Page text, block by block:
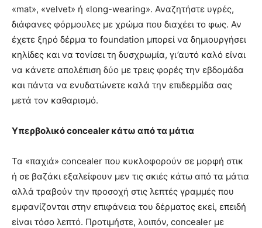
«mat», «velvet» ή «long-wearing». Αναζητήστε υγρές,
διάφανες φόρμουλες με χρώμα που διαχέει το φως. Αν
έχετε ξηρό δέρμα το foundation μπορεί να δημιουργήσει
κηλίδες και να τονίσει τη δυσχρωμία, γι’αυτό καλό είναι
να κάνετε απολέπιση δύο με τρεις φορές την εβδομάδα
και πάντα να ενυδατώνετε καλά την επιδερμίδα σας
μετά τον καθαρισμό.
Υπερβολικό concealer κάτω από τα μάτια
Τα «παχιά» concealer που κυκλοφορούν σε μορφή στικ
ή σε βαζάκι εξαλείφουν μεν τις σκιές κάτω από τα μάτια
αλλά τραβούν την προσοχή στις λεπτές γραμμές που
εμφανίζονται στην επιφάνεια του δέρματος εκεί, επειδή
είναι τόσο λεπτό. Προτιμήστε, λοιπόν, concealer με